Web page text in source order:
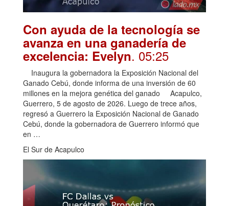
Con ayuda de la tecnología se
avanza en una ganadería de
excelencia: Evelyn. 05:25
Inaugura la gobernadora la Exposición Nacional del
Ganado Cebú, donde informa de una inversión de 60
millones en la mejora genética del ganado Acapulco,
Guerrero, 5 de agosto de 2026. Luego de trece años,
regresó a Guerrero la Exposición Nacional de Ganado
Cebú, donde la gobernadora de Guerrero informó que
en …
El Sur de Acapulco